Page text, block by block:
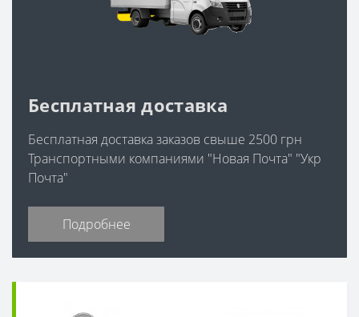
Бесплатная доставка
Бесплатная доставка заказов свыше 2500 грн
Транспортными компаниями "Новая Почта" "Укр
Почта"
Подробнее